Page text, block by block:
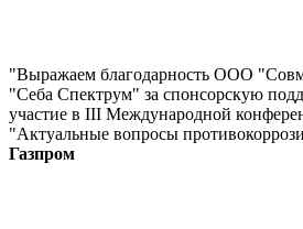
"Выражаем благодарность ООО
"Себа Спектрум" за спонсорскую
участие в III Международной
"Актуальные вопросы
Газпром